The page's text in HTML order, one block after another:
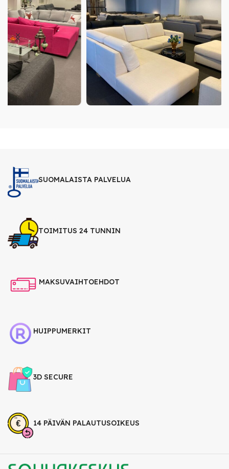
SUOMALAISTA PALVELUA
TOIMITUS 24 TUNNIN
MAKSUVAIHTOEHDOT
HUIPPUMERKIT
3D SECURE
14 PÄIVÄN PALAUTUSOIKEUS